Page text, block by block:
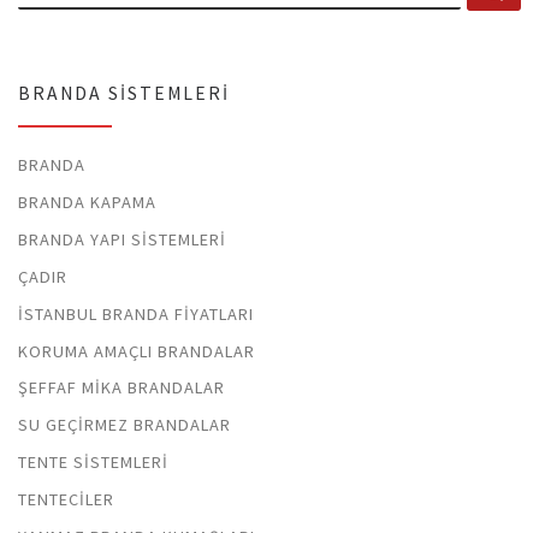
BRANDA SISTEMLERI
BRANDA
BRANDA KAPAMA
BRANDA YAPI SISTEMLERI
ÇADIR
İSTANBUL BRANDA FIYATLARI
KORUMA AMAÇLI BRANDALAR
ŞEFFAF MIKA BRANDALAR
SU GEÇIRMEZ BRANDALAR
TENTE SISTEMLERI
TENTECILER